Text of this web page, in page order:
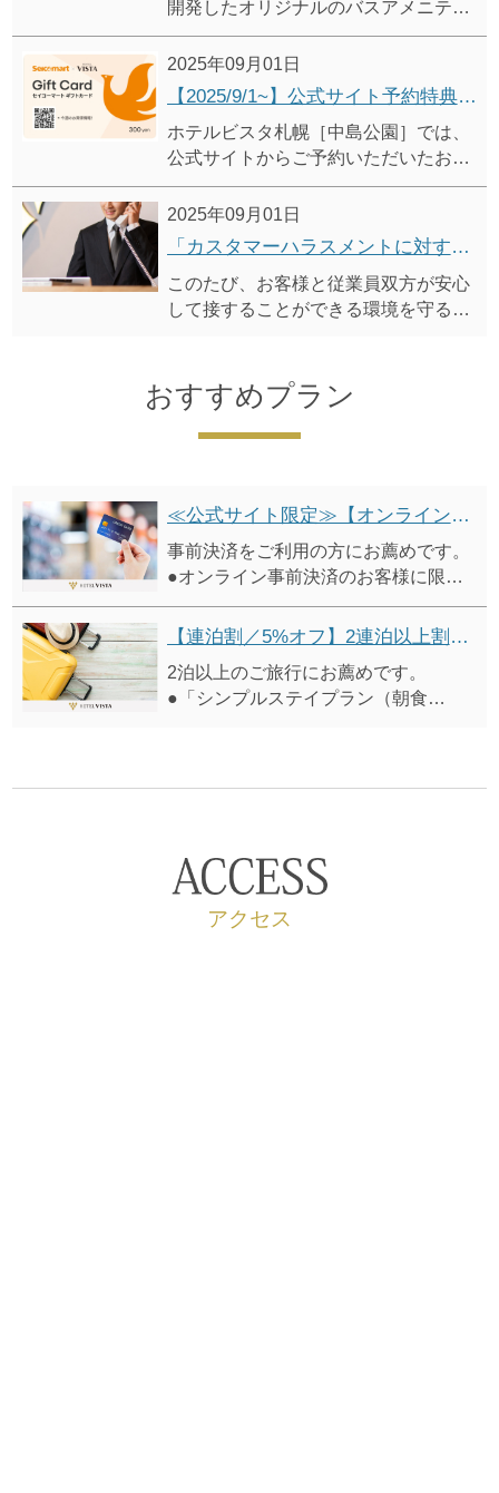
開発したオリジナルのバスアメニティ
を導入しました。
心地よい泡立ちと香りの移ろいをお愉
しみいただけます。
2025年09月01日
【2025/9/1~】公式サイト予約特典「セイコーマートギフトカード」進呈
ホテルビスタ札幌［中島公園］では、
公式サイトからご予約いただいたお客
様限定の特典として、9月1日以降のご
宿泊より、7つ目の新特典「Just For
You」の提供を開始いたします。
この特典は、各ホテルが独自にご用意
するもので、当ホテルではセイコーマ
ートで使用可能な「セイコーマートギ
2025年09月01日
「カスタマーハラスメントに対する基本方針」および「利用規則」策定に関するお知らせ
このたび、お客様と従業員双方が安心
して接することができる環境を守るた
定いたしました。
おすすめプラン
≪公式サイト限定≫【オンライン事前決済予約限定／5%オフ】スマートチェックインプラン（朝食付）
事前決済をご利用の方にお薦めです。
●オンライン事前決済のお客様に限
り、「シンプルステイプラン（朝食
付）」 から5%オフ ※表示価格は割
●QRコード決済に対応（PayPayの
み）
【連泊割／5%オフ】2連泊以上割引プラン（朝食付）
2泊以上のご旅行にお薦めです。
●「シンプルステイプラン（朝食
アクセス